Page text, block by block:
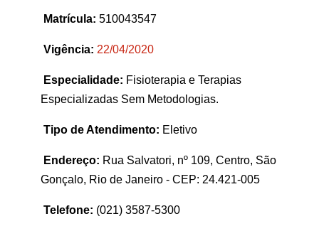
Matrícula: 510043547
Vigência: 22/04/2020
Especialidade: Fisioterapia e Terapias
Especializadas Sem Metodologias.
Tipo de Atendimento: Eletivo
Endereço: Rua Salvatori, nº 109, Centro, São
Gonçalo, Rio de Janeiro - CEP: 24.421-005
Telefone: (021) 3587-5300